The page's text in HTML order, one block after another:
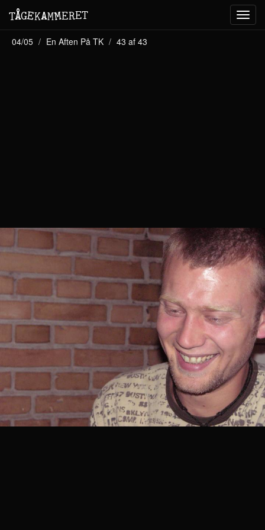
TÅGEKAMMERET
04/05 En Aften På TK 43 af 43